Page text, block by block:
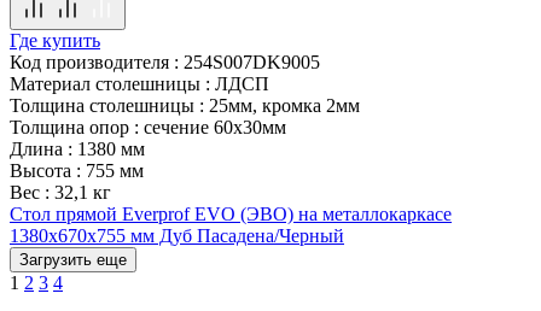
Где купить
Код производителя : 254S007DK9005
Материал столешницы : ЛДСП
Толщина столешницы : 25мм, кромка 2мм
Толщина опор : сечение 60х30мм
Длина : 1380 мм
Высота : 755 мм
Вес : 32,1 кг
Стол прямой Everprof EVO (ЭВО) на металлокаркасе
1380х670х755 мм Дуб Пасадена/Черный
Загрузить еще
1 2 3 4